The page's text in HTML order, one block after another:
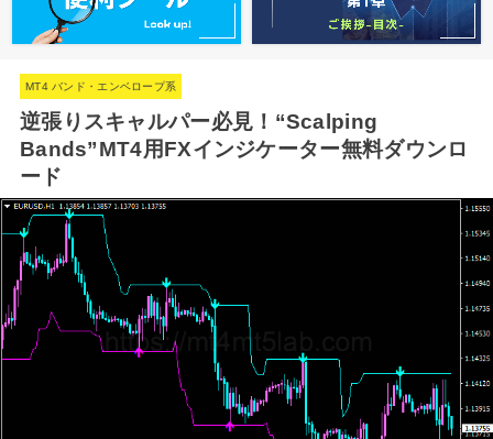
MT4 バンド・エンベロープ系
逆張りスキャルパー必見！“Scalping
Bands”MT4用FXインジケーター無料ダウンロ
ード